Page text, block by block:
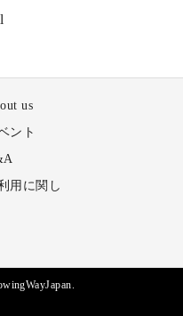
us
ント
用に関し